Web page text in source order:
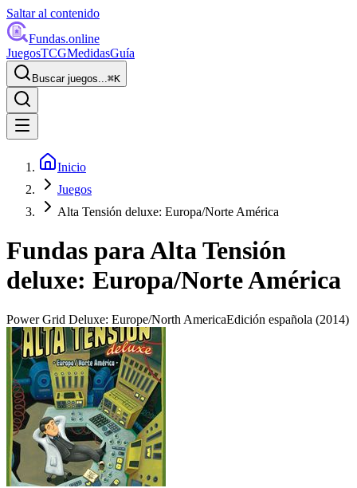
Saltar al contenido
Fundas.online
JuegosTCGMedidasGuía
Buscar juegos...⌘K
Inicio
Juegos
Alta Tensión deluxe: Europa/Norte América
Fundas paraAlta Tensión
deluxe: Europa/Norte América
Power Grid Deluxe: Europe/North AmericaEdición española (2014)